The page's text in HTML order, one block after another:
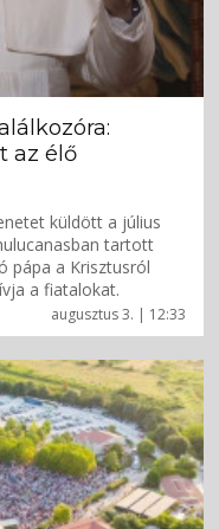
augusztus 3. | 12:33
az élő
küldött a július
tartott
pápa a Krisztusról
a fiatalokat.